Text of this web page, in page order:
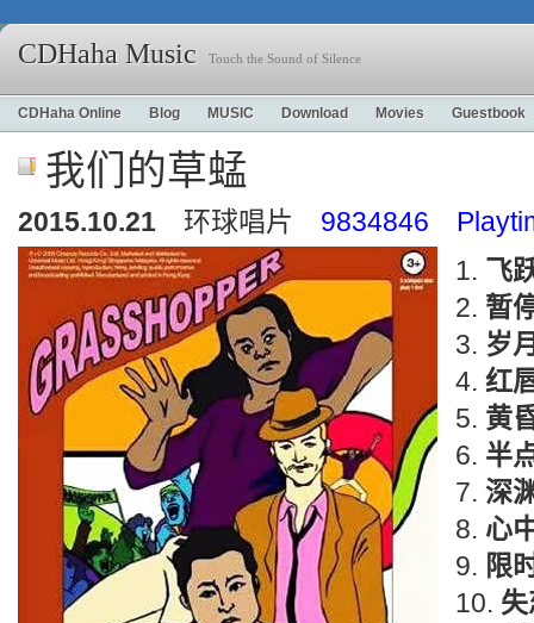
CDHaha Music Touch the Sound of Silence
CDHaha Online Blog MUSIC Download Movies Guestbook
我们的草蜢
2015.10.21 环球唱片 9834846
飞
暂
岁
红
黄
半
深
心
限